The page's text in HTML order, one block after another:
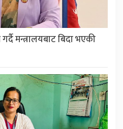
मन्त्रालयबाट बिदा भएकी